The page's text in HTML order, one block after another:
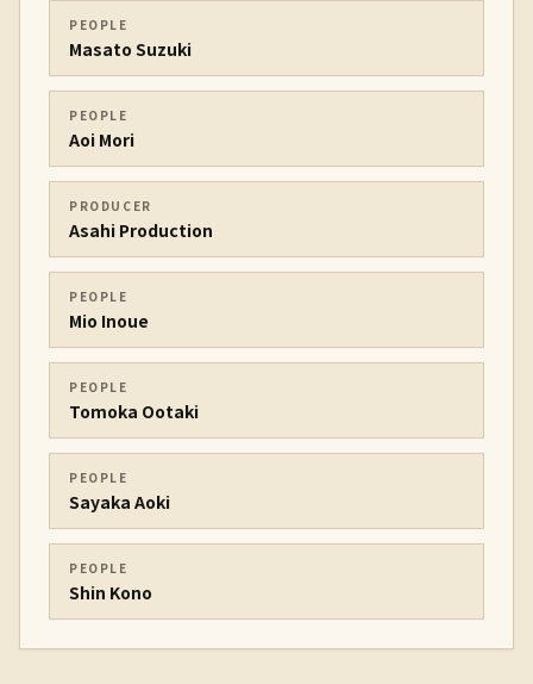
PEOPLE
Masato Suzuki
PEOPLE
Aoi Mori
PRODUCER
Asahi Production
PEOPLE
Mio Inoue
PEOPLE
Tomoka Ootaki
PEOPLE
Sayaka Aoki
PEOPLE
Shin Kono